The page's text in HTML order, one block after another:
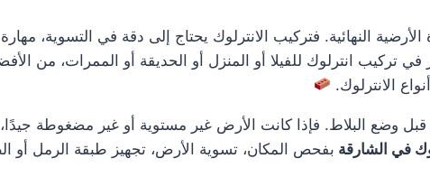
النهائية. فتركيب الانترلوك يحتاج إلى دقة في التسوية،
تركيب انترلوك للفيلا أو المنزل أو الحديقة أو الممرات، من
الانترلوك.
وضع البلاط. فإذا كانت الأرض غير مستوية أو غير مضغوطة
في الشارقة بفحص المكان، تسوية الأرض، تجهيز طبقة الرمل أو